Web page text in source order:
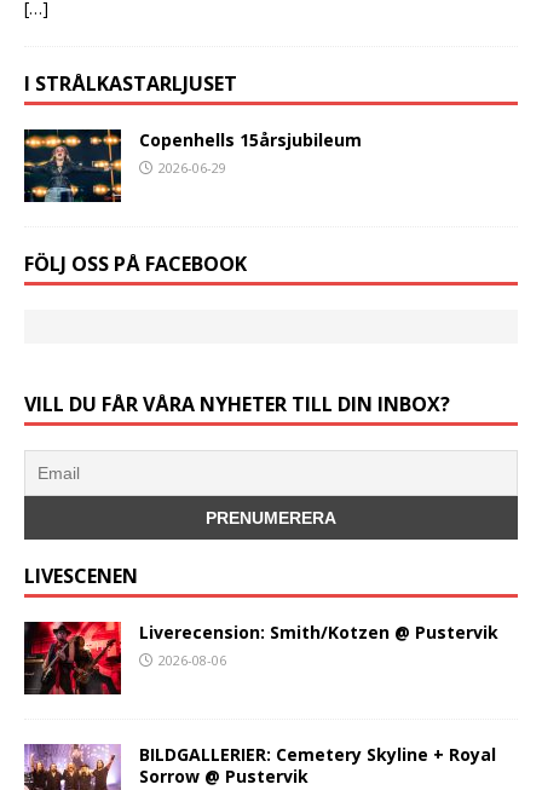
[…]
I STRÅLKASTARLJUSET
Copenhells 15årsjubileum
2026-06-29
FÖLJ OSS PÅ FACEBOOK
VILL DU FÅR VÅRA NYHETER TILL DIN INBOX?
LIVESCENEN
Liverecension: Smith/Kotzen @ Pustervik
2026-08-06
BILDGALLERIER: Cemetery Skyline + Royal
Sorrow @ Pustervik